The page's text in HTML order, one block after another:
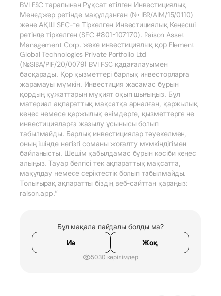
BVI FSC тарапынан Рұқсат етілген Инвестициялық
Менеджер ретінде мақұлданған (№ IBR/AIM/15/0110)
және АҚШ SEC-те Тіркелген Инвестициялық Кеңесші
ретінде тіркелген (SEC #801-107170). Raison Asset
Management Corp. жеке инвестициялық қор Element
Global Technologies Private Portfolio Ltd.
(№SIBA/PIF/20/0079) BVI FSC қадағалауымен
басқарады. Қор қызметтері барлық инвесторларға
жарамауы мүмкін. Инвестиция жасамас бұрын
қордың құжаттарын мұқият оқып шығыңыз. Бұл
материал ақпараттық мақсатқа арналған, қаржылық
кеңес немесе қаржылық өнімдерге, қызметтерге не
инвестицияларға жазылу ұсынысы болып
табылмайды. Барлық инвестициялар тәуекелмен,
оның ішінде негізгі соманы жоғалту мүмкіндігімен
байланысты. Шешім қабылдамас бұрын кәсіби кеңес
алыңыз. Тауар белгісі тек ақпараттық мақсатта,
мақұлдау немесе серіктестік болып табылмайды.
Толығырақ ақпаратты біздің веб-сайттан қараңыз:
raison.app.”
Бұл мақала пайдалы болды ма?
Иә
Жоқ
5030 көрілімдер